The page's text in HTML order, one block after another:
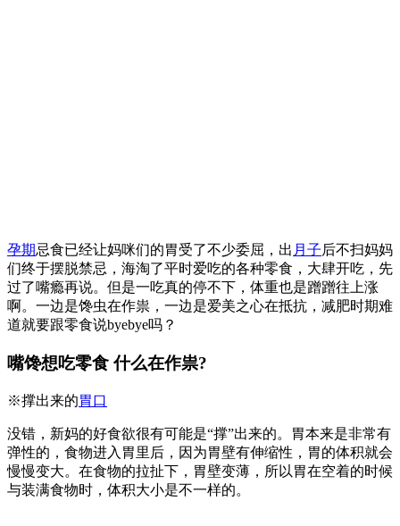
孕期忌食已经让妈咪们的胃受了不少委屈，出 月子后不扫妈妈
们终于摆脱禁忌，海淘了平时爱吃的各种零食，大肆开吃，先
过了嘴瘾再说。但是一吃真的停不下，体重也是蹭蹭往上涨
啊。一边是馋虫在作祟，一边是爱美之心在抵抗，减肥时期难
道就要跟零食说byebye吗？
嘴馋想吃零食 什么在作祟?
※撑出来的胃口
没错，新妈的好食欲很有可能是“撑”出来的。胃本来是非常有
弹性的，食物进入胃里后，因为胃壁有伸缩性，胃的体积就会
慢慢变大。在食物的拉扯下，胃壁变薄，所以胃在空着的时候
与装满食物时，体积大小是不一样的。